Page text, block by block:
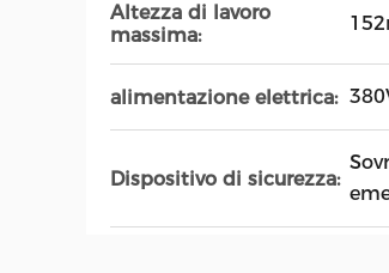
Altezza di lavoro
massima:
alimentazione elettrica:
Dispositivo di sicurezza: